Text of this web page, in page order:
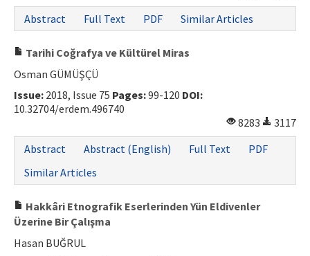
Abstract
Full Text PDF Similar Articles
Tarihi Coğrafya ve Kültürel Miras
Osman GÜMÜŞÇÜ
Issue: 2018, Issue 75 Pages:99-120 DOI:
10.32704/erdem.496740
8283
3117
Abstract
Abstract (English) Full Text
PDF
Similar Articles
Hakkâri Etnografik Eserlerinden Yün Eldivenler
Üzerine Bir Çalışma
Hasan BUĞRUL